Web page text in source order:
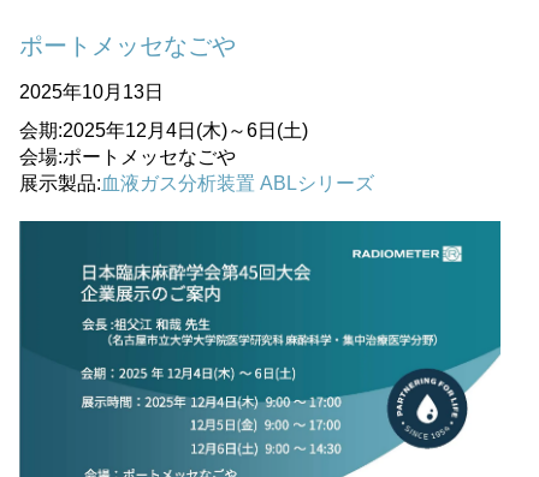
ポートメッセなごや
2025年10月13日
会期:2025年12月4日(木)～6日(土)
会場:ポートメッセなごや
展示製品:血液ガス分析装置 ABLシリーズ